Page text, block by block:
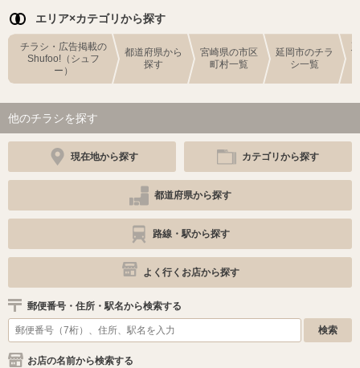
エリア×カテゴリから探す
チラシ・広告掲載の
Shufoo!（シュフ
ー）
都道府県から
探す
宮崎県の市区
町村一覧
延岡市のチラ
シ一覧
他のチラシを探す
現在地から探す カテゴリから探す
都道府県から探す
路線・駅から探す
よく行くお店から探す
郵便番号・住所・駅名から検索する
お店の名前から検索する